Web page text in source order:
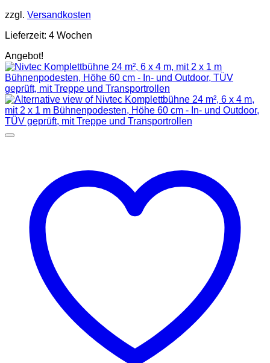
zzgl. Versandkosten
Lieferzeit: 4 Wochen
Angebot!